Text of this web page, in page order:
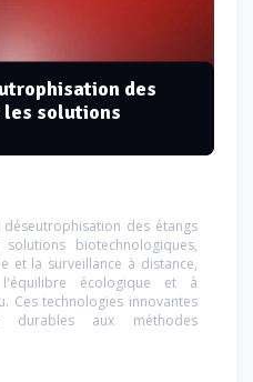
des
solutions
des étangs
biotechnologiques,
et la surveillance à distance,
écologique et à
Ces technologies innovantes
durables aux méthodes